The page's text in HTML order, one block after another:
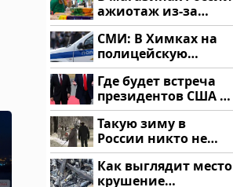
ажиотаж из-за
этого продукта: что
купить?
СМИ: В Химках на
полицейскую
машину напали и
подожгли.
Где будет встреча
президентов США и
России: Европа?
Такую зиму в
России никто не
ждал: как так?!
Как выглядит место
крушение